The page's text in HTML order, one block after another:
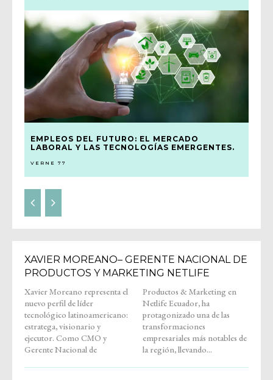
EMPLEOS DEL FUTURO: EL MERCADO
LABORAL Y LAS TECNOLOGÍAS EMERGENTES.
VERNE 77
XAVIER MOREANO– GERENTE NACIONAL DE
PRODUCTOS Y MARKETING NETLIFE
Xavier Moreano representa el
nuevo perfil de líder
tecnológico latinoamericano:
estratega, visionario y
ejecutor. Como CMO y
Gerente Nacional de
Productos & Marketing en
Netlife Ecuador, ha
protagonizado una de las
transformaciones
empresariales más notables de
la región, llevando...